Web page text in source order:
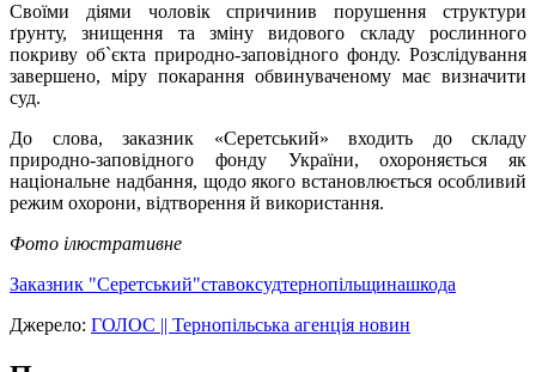
Своїми діями чоловік спричинив порушення структури
ґрунту, знищення та зміну видового складу рослинного
покриву об`єкта природно-заповідного фонду. Розслідування
завершено, міру покарання обвинуваченому має визначити
суд.
До слова, заказник «Серетський» входить до складу
природно-заповідного фонду України, охороняється як
національне надбання, щодо якого встановлюється особливий
режим охорони, відтворення й використання.
Фото ілюстративне
Заказник "Серетський"ставоксудтернопільщинашкода
Джерело: ГОЛОС || Тернопільська агенція новин